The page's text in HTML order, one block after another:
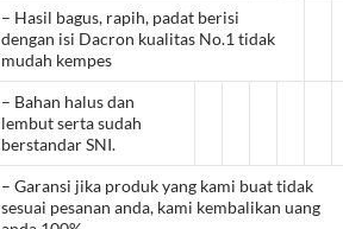
– Hasil bagus, rapih, padat berisi
dengan isi Dacron kualitas No.1 tidak
mudah kempes
– Bahan halus dan
lembut serta sudah
berstandar SNI.
– Garansi jika produk yang kami buat tidak
sesuai pesanan anda, kami kembalikan uang